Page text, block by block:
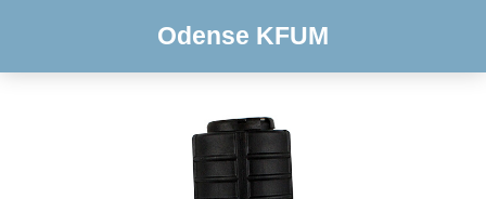
Odense KFUM